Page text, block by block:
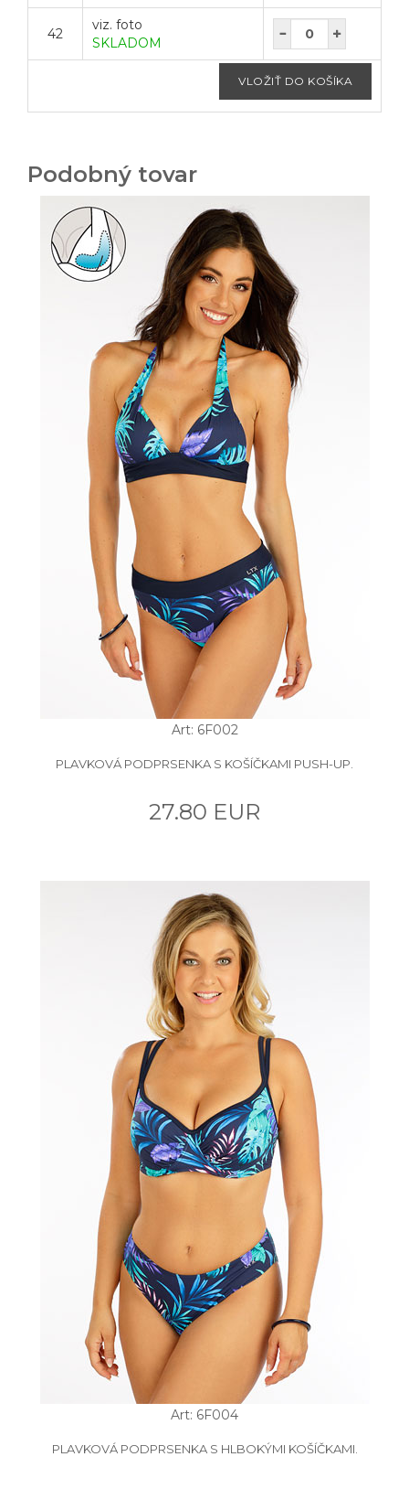
42
viz. foto
SKLADOM
Podobný tovar
Art: 6F002
PLAVKOVÁ PODPRSENKA S KOŠÍČKAMI PUSH-UP.
27.80 EUR
Art: 6F004
PLAVKOVÁ PODPRSENKA S HLBOKÝMI KOŠÍČKAMI.